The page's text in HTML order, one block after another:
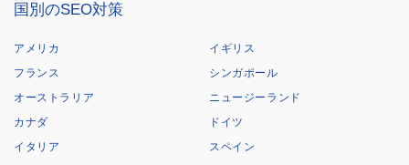
国別のSEO対策
アメリカ
イギリス
フランス
シンガポール
オーストラリア
ニュージーランド
カナダ
ドイツ
イタリア
スペイン